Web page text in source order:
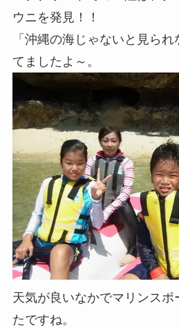
ウニを発見！！
「沖縄の海じゃないと見ら
てましたよ～。
天気が良いなかでマリンスポ
たですね。